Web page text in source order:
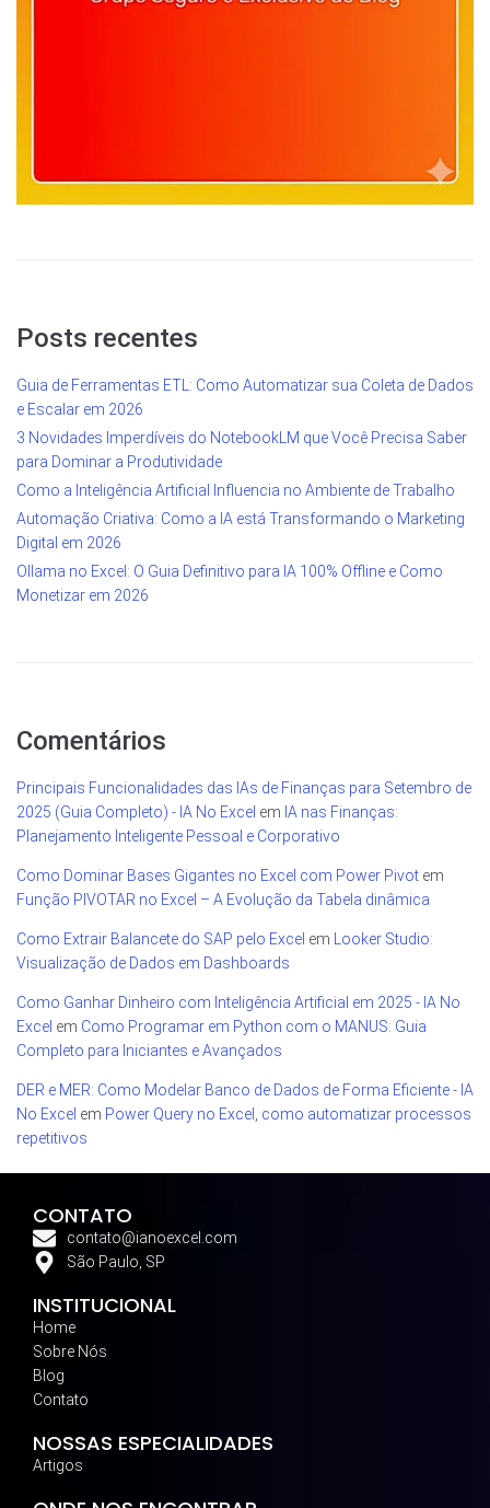
Posts recentes
Guia de Ferramentas ETL: Como Automatizar sua Coleta de Dados
e Escalar em 2026
3 Novidades Imperdíveis do NotebookLM que Você Precisa Saber
para Dominar a Produtividade
Como a Inteligência Artificial Influencia no Ambiente de Trabalho
Automação Criativa: Como a IA está Transformando o Marketing
Digital em 2026
Ollama no Excel: O Guia Definitivo para IA 100% Offline e Como
Monetizar em 2026
Comentários
Principais Funcionalidades das IAs de Finanças para Setembro de
2025 (Guia Completo) - IA No Excel em IA nas Finanças:
Planejamento Inteligente Pessoal e Corporativo
Como Dominar Bases Gigantes no Excel com Power Pivot em
Função PIVOTAR no Excel – A Evolução da Tabela dinâmica
Como Extrair Balancete do SAP pelo Excel em
Looker Studio:
Visualização de Dados em Dashboards
Como Ganhar Dinheiro com Inteligência Artificial em 2025 - IA No
Excel em Como Programar em Python com o MANUS: Guia
Completo para Iniciantes e Avançados
DER e MER: Como Modelar Banco de Dados de Forma Eficiente - IA
No Excel em Power Query no Excel, como automatizar processos
repetitivos
CONTATO
contato@ianoexcel.com
São Paulo, SP
INSTITUCIONAL
Home
Sobre Nós
Blog
Contato
NOSSAS ESPECIALIDADES
Artigos